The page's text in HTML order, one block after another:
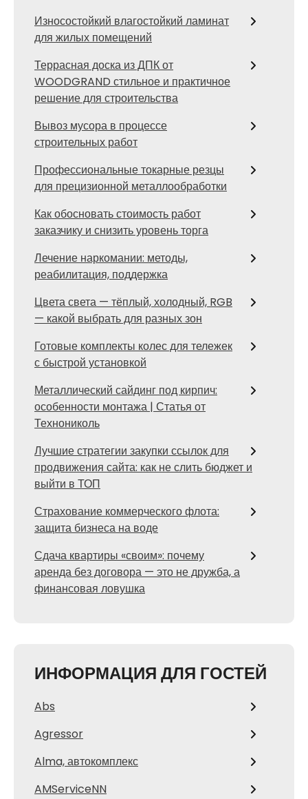
Износостойкий влагостойкий ламинат
для жилых помещений
Террасная доска из ДПК от
WOODGRAND стильное и практичное
решение для строительства
Вывоз мусора в процессе
строительных работ
Профессиональные токарные резцы
для прецизионной металлообработки
Как обосновать стоимость работ
заказчику и снизить уровень торга
Лечение наркомании: методы,
реабилитация, поддержка
Цвета света — тёплый, холодный, RGB
— какой выбрать для разных зон
Готовые комплекты колес для тележек
с быстрой установкой
Металлический сайдинг под кирпич:
особенности монтажа | Статья от
Технониколь
Лучшие стратегии закупки ссылок для
продвижения сайта: как не слить бюджет и
выйти в ТОП
Страхование коммерческого флота:
защита бизнеса на воде
Сдача квартиры «своим»: почему
аренда без договора — это не дружба, а
финансовая ловушка
ИНФОРМАЦИЯ ДЛЯ ГОСТЕЙ
Abs
Agressor
Alma, автокомплекс
AMServiceNN